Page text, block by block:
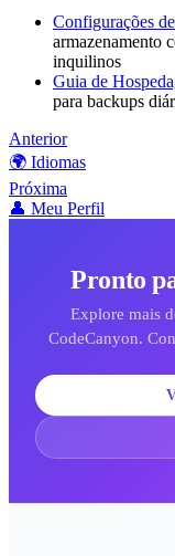
Configurações
armazenamento
inquilinos
Guia de
para backups
Anterior
🌍 Idiomas
Próxima
👤 Meu Perfil
Pronto
Explore mais
CodeCanyon.